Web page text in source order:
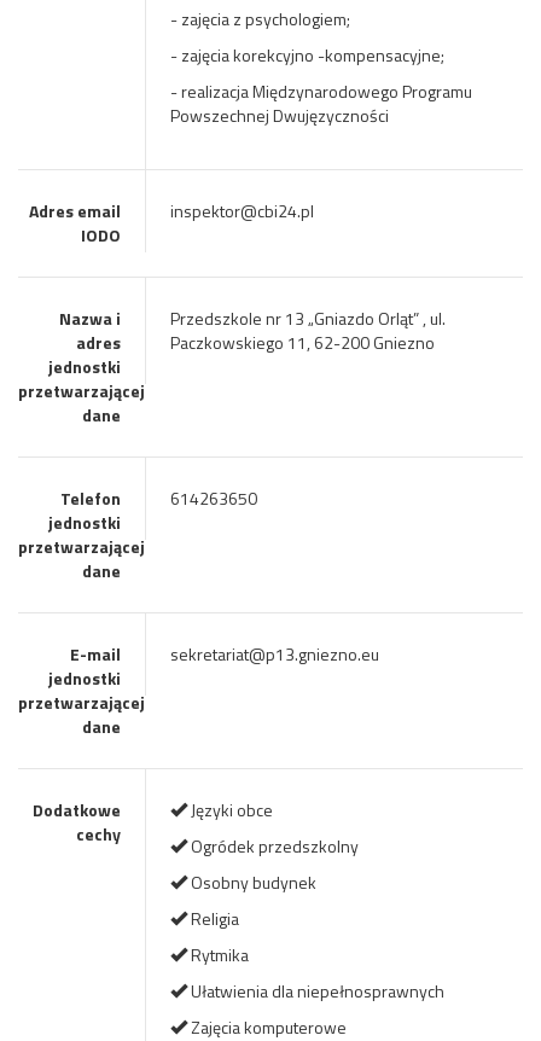
- zajęcia z psychologiem;
- zajęcia korekcyjno -kompensacyjne;
- realizacja Międzynarodowego Programu
Powszechnej Dwujęzyczności
Adres email
IODO
inspektor@cbi24.pl
Nazwa i
adres
jednostki
przetwarzającej
dane
Przedszkole nr 13 „Gniazdo Orląt” , ul.
Paczkowskiego 11, 62-200 Gniezno
Telefon
jednostki
przetwarzającej
dane
614263650
E-mail
jednostki
przetwarzającej
dane
sekretariat@p13.gniezno.eu
Dodatkowe
cechy
Języki obce
Ogródek przedszkolny
Osobny budynek
Religia
Rytmika
Ułatwienia dla niepełnosprawnych
Zajęcia komputerowe